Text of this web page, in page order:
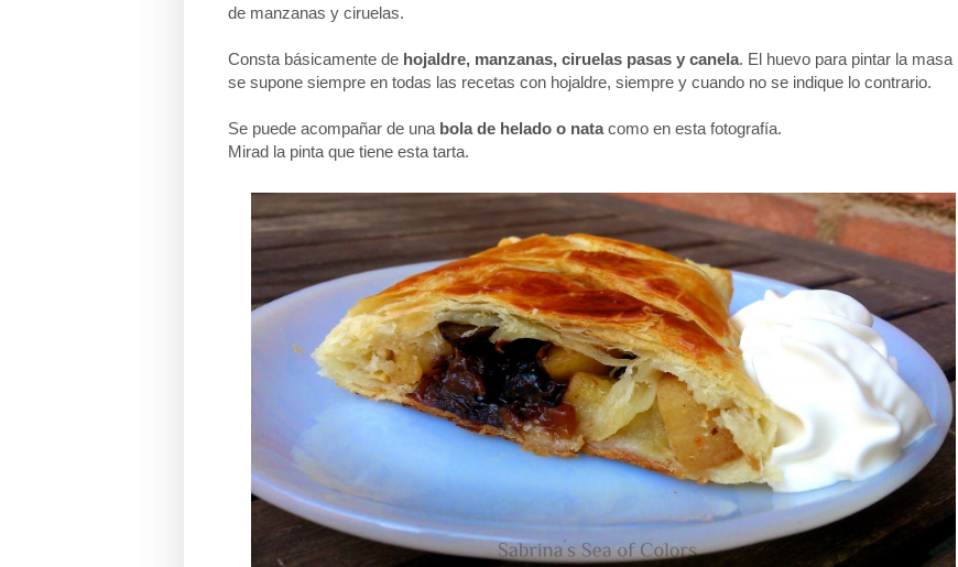
de manzanas y ciruelas.
Consta básicamente de hojaldre, manzanas, ciruelas pasas y canela. El huevo para pintar la masa
se supone siempre en todas las recetas con hojaldre, siempre y cuando no se indique lo contrario.
Se puede acompañar de una bola de helado o natacomo en esta fotografía.
Mirad la pinta que tiene esta tarta.